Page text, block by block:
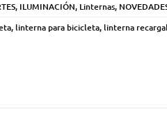
, ILUMINACIÓN, Linternas,
, linterna para bicicleta, linterna